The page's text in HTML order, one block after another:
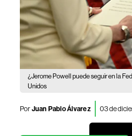
¿Jerome Powell puede seguir en la
Unidos
PorJuan Pablo Álvarez 03 de